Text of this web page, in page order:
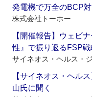
発電機で万全のBCP
株式会社トーホー
【開催報告】ウェビ
性』で振り返るFSP戦
サイネオス・ヘルス・
【サイネオス・ヘル
山氏に聞く